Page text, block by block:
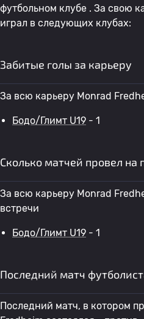
футбольном клубе . За свою
играл в следующих клубах:
Забитые голы за карьеру
За всю карьеру Monrad
Бодо/Глимт U19 - 1
Сколько матчей провел на
За всю карьеру Monrad
встречи
Бодо/Глимт U19 - 1
Последний матч
Последний матч, в котором